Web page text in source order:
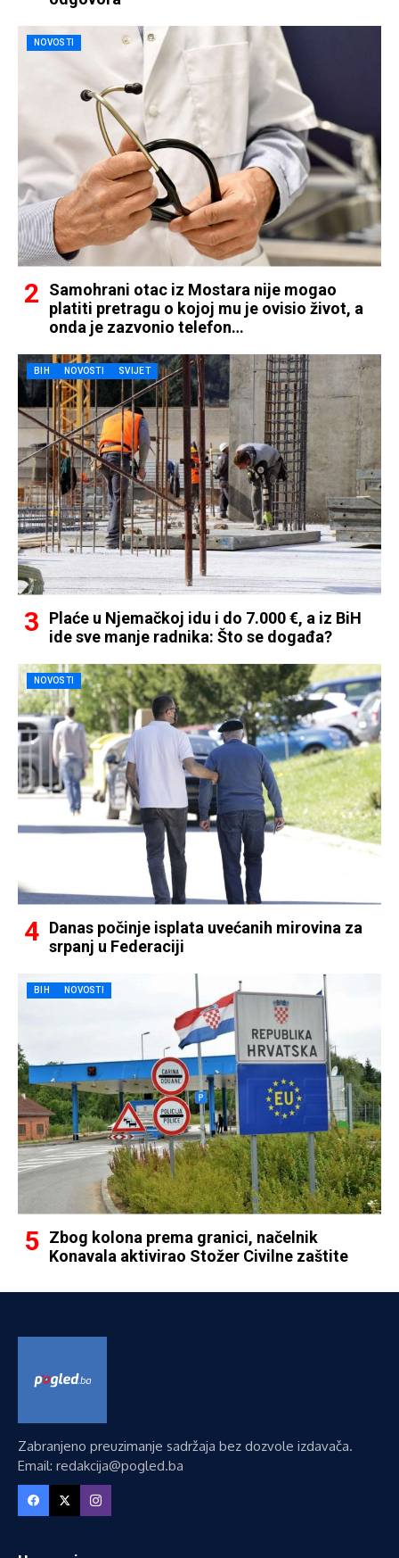
NOVOSTI
Samohrani otac iz Mostara nije mogao
platiti pretragu o kojoj mu je ovisio život, a
onda je zazvonio telefon…
BIH NOVOSTI SVIJET
Plaće u Njemačkoj idu i do 7.000 €, a iz BiH
ide sve manje radnika: Što se događa?
NOVOSTI
Danas počinje isplata uvećanih mirovina za
srpanj u Federaciji
BIH NOVOSTI
Zbog kolona prema granici, načelnik
Konavala aktivirao Stožer Civilne zaštite
Zabranjeno preuzimanje sadržaja bez dozvole izdavača.
Email: redakcija@pogled.ba